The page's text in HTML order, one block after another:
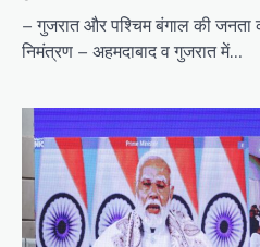
– गुजरात और पश्चिम बंगाल की
निमंत्रण – अहमदाबाद व गुजरात में…